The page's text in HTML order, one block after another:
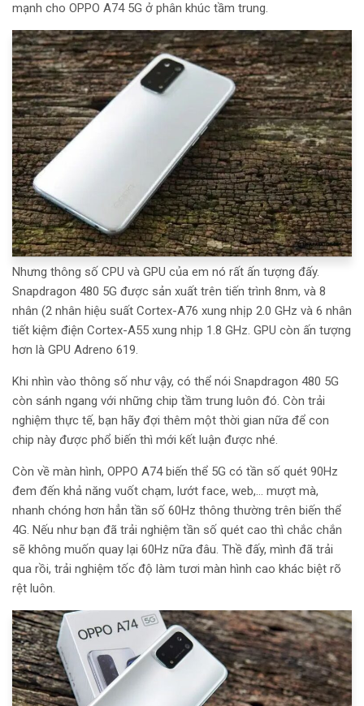
mạnh cho OPPO A74 5G ở phân khúc tầm trung.
Nhưng thông số CPU và GPU của em nó rất ấn tượng đấy.
Snapdragon 480 5G được sản xuất trên tiến trình 8nm, và 8
nhân (2 nhân hiệu suất Cortex-A76 xung nhịp 2.0 GHz và 6 nhân
tiết kiệm điện Cortex-A55 xung nhịp 1.8 GHz. GPU còn ấn tượng
hơn là GPU Adreno 619.
Khi nhìn vào thông số như vậy, có thể nói Snapdragon 480 5G
còn sánh ngang với những chip tầm trung luôn đó. Còn trải
nghiệm thực tế, bạn hãy đợi thêm một thời gian nữa để con
chip này được phổ biến thì mới kết luận được nhé.
Còn về màn hình, OPPO A74 biến thể 5G có tần số quét 90Hz
đem đến khả năng vuốt chạm, lướt face, web,… mượt mà,
nhanh chóng hơn hẳn tần số 60Hz thông thường trên biến thể
4G. Nếu như bạn đã trải nghiệm tần số quét cao thì chắc chắn
sẽ không muốn quay lại 60Hz nữa đâu. Thề đấy, mình đã trải
qua rồi, trải nghiệm tốc độ làm tươi màn hình cao khác biệt rõ
rệt luôn.